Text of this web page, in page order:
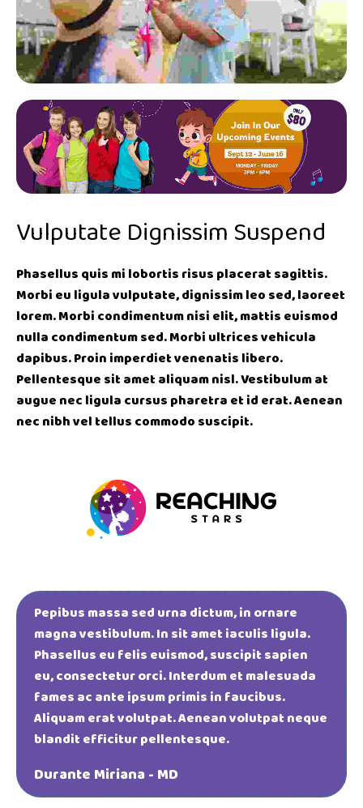
Vulputate Dignissim Suspend
Phasellus quis mi lobortis risus placerat sagittis.
Morbi eu ligula vulputate, dignissim leo sed, laoreet
lorem. Morbi condimentum nisi elit, mattis euismod
nulla condimentum sed. Morbi ultrices vehicula
dapibus. Proin imperdiet venenatis libero.
Pellentesque sit amet aliquam nisl. Vestibulum at
augue nec ligula cursus pharetra et id erat. Aenean
nec nibh vel tellus commodo suscipit.
Pepibus massa sed urna dictum, in ornare
magna vestibulum. In sit amet iaculis ligula.
Phasellus eu felis euismod, suscipit sapien
eu, consectetur orci. Interdum et malesuada
fames ac ante ipsum primis in faucibus.
Aliquam erat volutpat. Aenean volutpat neque
blandit efficitur pellentesque.
Durante Miriana - MD